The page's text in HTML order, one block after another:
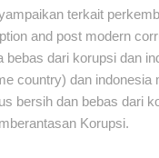
terkait
and post modern
bebas dari korupsi dan
country) dan
bersih dan bebas dari
Korupsi.